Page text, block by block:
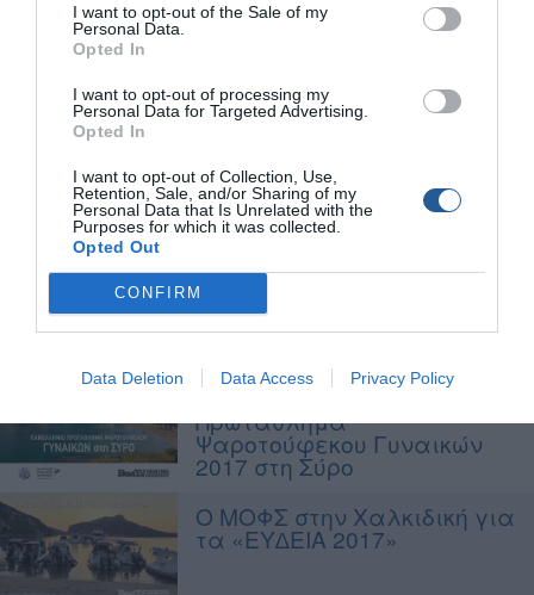
I want to opt-out of the Sale of my
Personal Data.
Opted In
I want to opt-out of processing my
Personal Data for Targeted Advertising.
Opted In
I want to opt-out of Collection, Use,
Retention, Sale, and/or Sharing of my
Personal Data that Is Unrelated with the
Purposes for which it was collected.
Opted Out
CONFIRM
Data Deletion Data Access Privacy Policy
την αναβάθμιση των
ακτοπλοϊκών συγκοινωνιών
2ος Ανοιχτός Αγώνας
Διάπλου της Διώρυγας της
Κορίνθου
Aegean Club: η πρώτη
παρουσίαση κλασικών
σκαφών και κινητήρων!
Το Πανελλήνιο
Πρωτάθλημα
Ψαροτούφεκου Γυναικών
2017 στη Σύρο
Ο ΜΟΦΣ στην Χαλκιδική για
τα «ΕΥ∆ΕΙΑ 2017»